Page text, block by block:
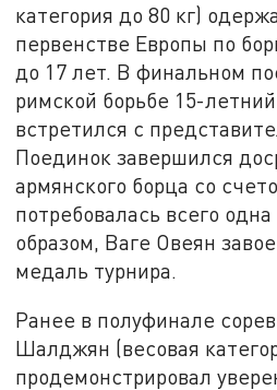
категория до 80 кг)
первенстве Европы по
до 17 лет. В финальном
римской борьбе 15-
встретился с
Поединок завершился
армянского борца со
потребовалась всего
образом, Ваге Овеян
медаль турнира.
Ранее в полуфинале
Шалджян (весовая
продемонстрировал